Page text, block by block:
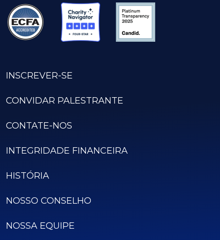
INSCREVER-SE
CONVIDAR PALESTRANTE
CONTATE-NOS
INTEGRIDADE FINANCEIRA
HISTÓRIA
NOSSO CONSELHO
NOSSA EQUIPE